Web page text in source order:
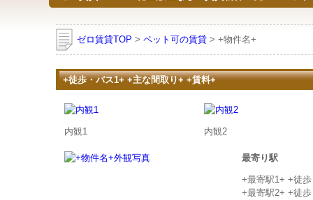
ゼロ賃貸TOP > ペット可の賃貸 > +物件名+
+徒歩・バス1+ +主な間取り+ +賃料+
内観1 内観2
最寄り駅
+最寄駅1+ +徒
+最寄駅2+ +徒